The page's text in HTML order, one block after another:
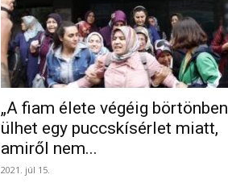
„A fiam élete végéig börtönben
ülhet egy puccskísérlet miatt,
amiről nem...
2021. júl 15.